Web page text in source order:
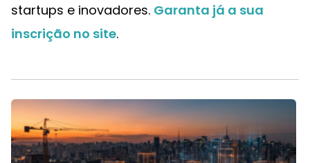
startups e inovadores. Garanta já a sua
inscrição no site.